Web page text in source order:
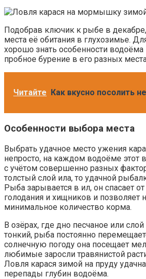
Подобрав ключик к рыбе в
места её обитания в глухозимье.
хорошо знать особенности
пробное бурение в его разных
Читайте Как вкусно посолить
Особенности выбора места
Выбрать удачное место ужения
непросто, на каждом водоёме этот
с учётом совершенно разных
толстый слой ила, то удачной
Рыба зарывается в ил, он спасает
голодания и хищников и позволяет
минимальное количество корма.
В озёрах, где дно песчаное или
тонкий, рыба постоянно
солнечную погоду она посещает
любимые заросли травянистой
Ловля карася зимой на пруду
перепады глубин водоёма.